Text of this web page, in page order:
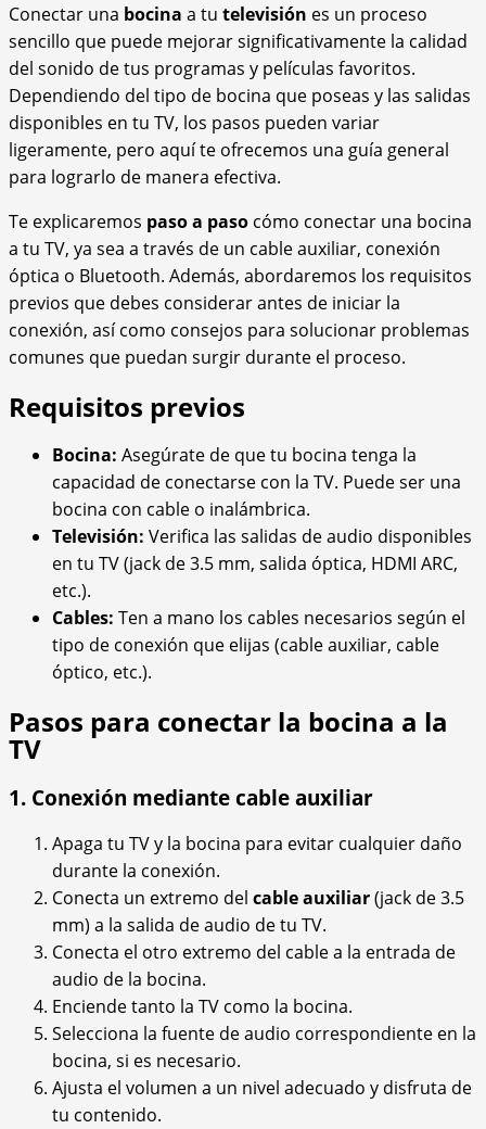
Conectar una bocina a tu televisión es un proceso
sencillo que puede mejorar significativamente la calidad
del sonido de tus programas y películas favoritos.
Dependiendo del tipo de bocina que poseas y las salidas
disponibles en tu TV, los pasos pueden variar
ligeramente, pero aquí te ofrecemos una guía general
para lograrlo de manera efectiva.
Te explicaremos paso a paso cómo conectar una bocina
a tu TV, ya sea a través de un cable auxiliar, conexión
óptica o Bluetooth. Además, abordaremos los requisitos
previos que debes considerar antes de iniciar la
conexión, así como consejos para solucionar problemas
comunes que puedan surgir durante el proceso.
Requisitos previos
Bocina: Asegúrate de que tu bocina tenga la
capacidad de conectarse con la TV. Puede ser una
bocina con cable o inalámbrica.
Televisión: Verifica las salidas de audio disponibles
en tu TV (jack de 3.5 mm, salida óptica, HDMI ARC,
etc.).
Cables: Ten a mano los cables necesarios según el
tipo de conexión que elijas (cable auxiliar, cable
óptico, etc.).
Pasos para conectar la bocina a la
TV
1. Conexión mediante cable auxiliar
Apaga tu TV y la bocina para evitar cualquier daño
durante la conexión.
Conecta un extremo del cable auxiliar(jack de 3.5
mm) a la salida de audio de tu TV.
Conecta el otro extremo del cable a la entrada de
audio de la bocina.
Enciende tanto la TV como la bocina.
Selecciona la fuente de audio correspondiente en la
bocina, si es necesario.
Ajusta el volumen a un nivel adecuado y disfruta de
tu contenido.